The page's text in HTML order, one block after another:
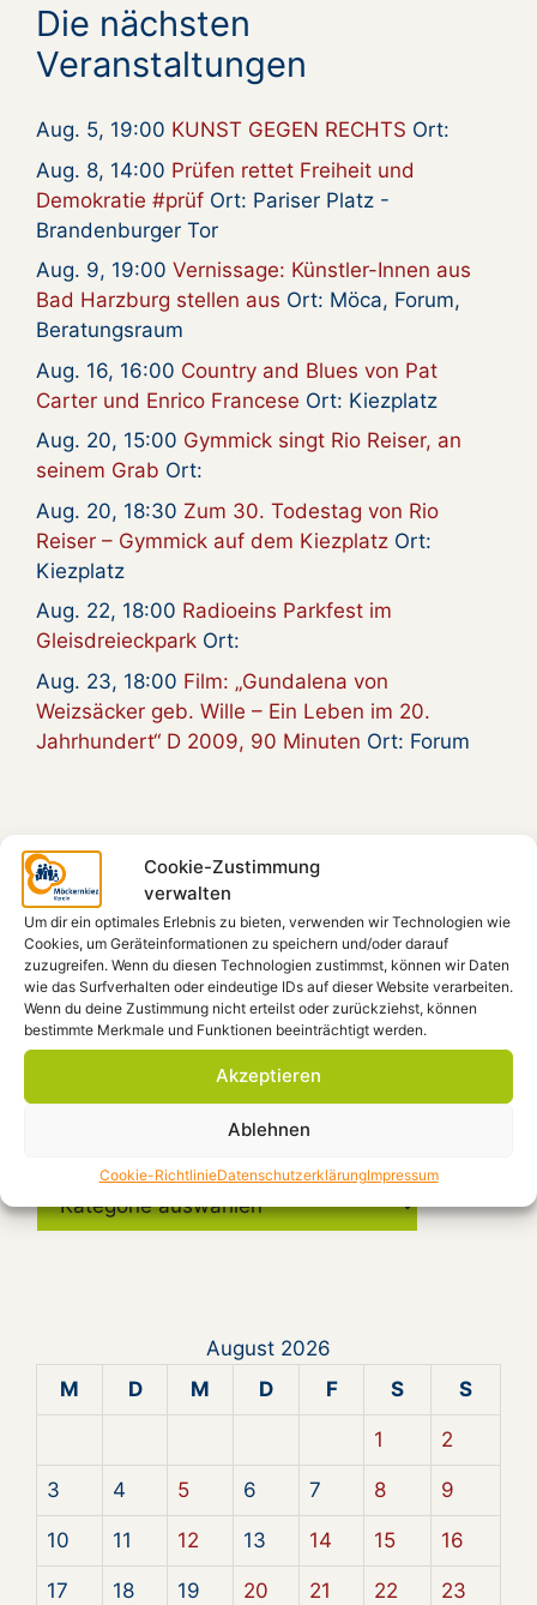
Cookie-Zustimmung
verwalten
Um dir ein optimales Erlebnis zu bieten, verwenden wir Technologien wie
Cookies, um Geräteinformationen zu speichern und/oder darauf
zuzugreifen. Wenn du diesen Technologien zustimmst, können wir Daten
wie das Surfverhalten oder eindeutige IDs auf dieser Website verarbeiten.
Wenn du deine Zustimmung nicht erteilst oder zurückziehst, können
bestimmte Merkmale und Funktionen beeinträchtigt werden.
Akzeptieren
Ablehnen
Cookie-RichtlinieDatenschutzerklärungImpressum
Die nächsten
Veranstaltungen
Aug. 5, 19:00 KUNST GEGEN RECHTS Ort:
Aug. 8, 14:00 Prüfen rettet Freiheit und
Demokratie #prüf Ort: Pariser Platz -
Brandenburger Tor
Aug. 9, 19:00 Vernissage: Künstler-Innen aus
Bad Harzburg stellen aus Ort: Möca, Forum,
Beratungsraum
Aug. 16, 16:00 Country and Blues von Pat
Carter und Enrico Francese Ort: Kiezplatz
Aug. 20, 15:00 Gymmick singt Rio Reiser, an
seinem Grab Ort:
Aug. 20, 18:30 Zum 30. Todestag von Rio
Reiser – Gymmick auf dem Kiezplatz Ort:
Kiezplatz
Aug. 22, 18:00 Radioeins Parkfest im
Gleisdreieckpark Ort:
Aug. 23, 18:00 Film: „Gundalena von
Weizsäcker geb. Wille – Ein Leben im 20.
Jahrhundert“ D 2009, 90 Minuten Ort: Forum
Spendenkonto
Möckernkiez e.V.
IBAN: DE41 4306 0967 1101 9938 00
GLS-Bank, BIC: GENODEM1GLS
Beiträge filtern
August 2026
M
D M D F S S
1 2
3 4 5 6 7 8 9
10 11 12 13 14 15 16
17 18 19 20 21 22 23